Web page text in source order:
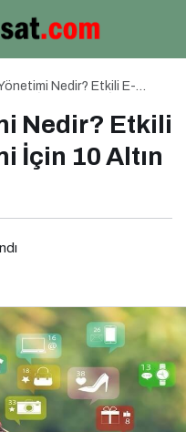
Nedir? Etkili E-
Nedir? Etkili
İçin 10 Altın
PR İçin 10 Altın